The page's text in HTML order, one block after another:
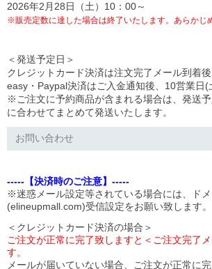
2026年2月28日（土）10：00～
※販売定数に達した場合は終了いたします。あらかじ
＜発送予定日＞
クレジットカード決済は注文完了メール到着
easy・Paypal決済はご入金通知後、10営業日(
※ご注文に予約商品が含まれる場合は、発送
に合わせてまとめて発送いたします。
お問い合わせ
-----【決済時のご注意】-----
※迷惑メール設定等されている場合には、ド
(elineupmall.com)受信設定をお願い致します。
＜クレジットカード決済の場合＞
ご注文が正常に完了致しますと＜ご注文完了
す。
メールが届いていない場合、ご注文が正常に